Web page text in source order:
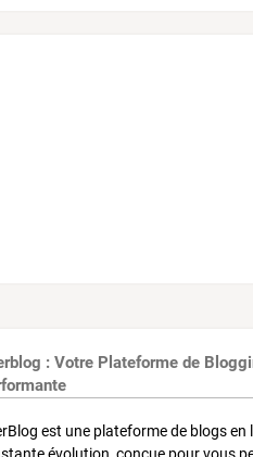
: Votre Plateforme de
est une plateforme de blogs en